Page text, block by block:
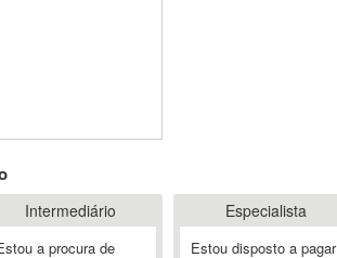
Intermediário
a procura de
Especialista
Estou disposto a pagar